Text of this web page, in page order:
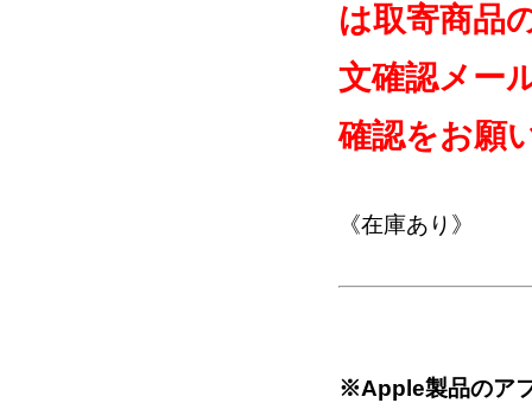
は取寄商品
文確認メー
確認をお願
《在庫あり》
※Apple製品のア